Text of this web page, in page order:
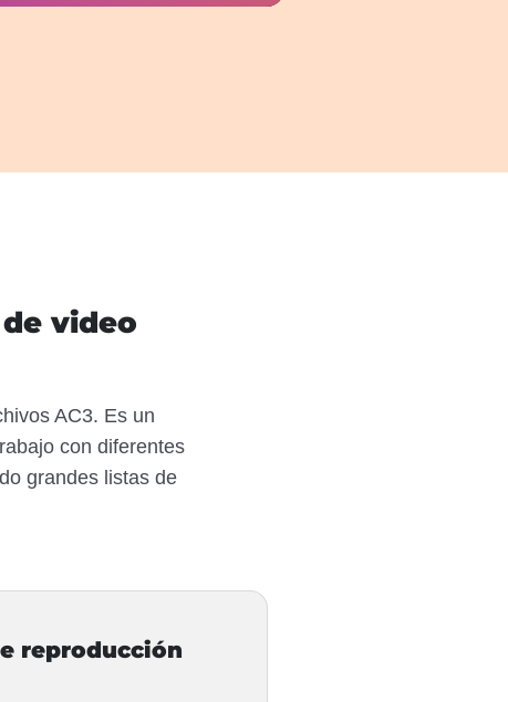
video
AC3. Es un
con diferentes
grandes listas de
reproducción